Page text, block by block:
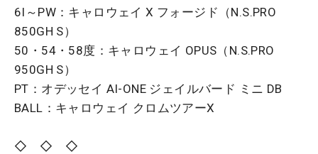
6I～PW：キャロウェイ X フォージド（N.S.PRO
850GH S）
50・54・58度：キャロウェイ OPUS（N.S.PRO
950GH S）
PT：オデッセイ AI-ONE ジェイルバード ミニ DB
BALL：キャロウェイ クロムツアーX
◇ ◇ ◇